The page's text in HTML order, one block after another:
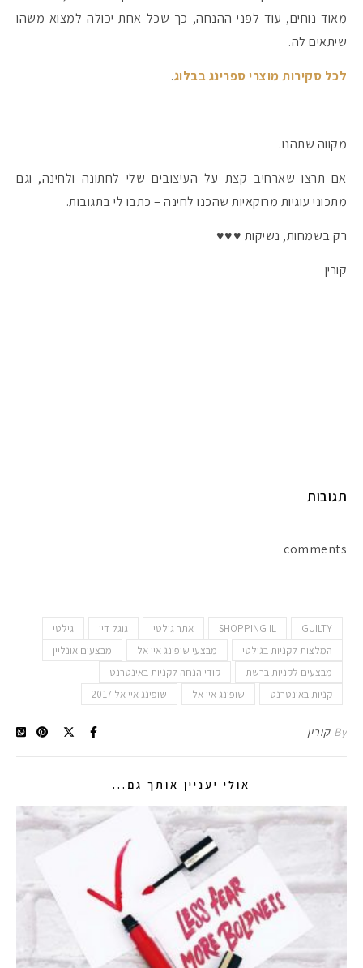
מאוד נוחים, עוד לפני ההנחה, כך שכל אחת יכולה למצוא משהו
שיתאים לה.
לכל סקירות מוצרי ספרינג בבלוג.
מקווה שתהנו.
אם תרצו שארחיב קצת על העיצובים שלי לחתונה ולחינה, וגם
מתכוני עוגיות מרוקאיות שהכנו לחינה – כתבו לי בתגובות.
רק בשמחות, נשיקות ♥♥♥
קורין
תגובות
comments
GUILTY
SHOPPING IL אתר גילטי גוגל דיי
גילטי
המלצות לקניות בגילטי
מבצעי שופינג איי אל
מבצעים אונליין
מבצעים לקניות ברשת
קודי הנחה לקניות באינטרנט
קניות באינטרנט
שופינג איי אל שופינג איי אל 2017
By קורין
אולי יעניין אותך גם...